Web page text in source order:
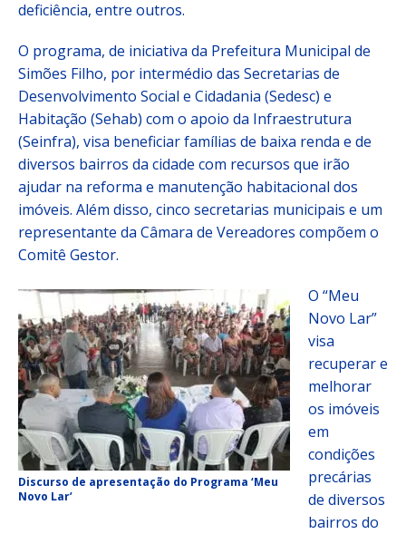
deficiência, entre outros.
O programa, de iniciativa da Prefeitura Municipal de
Simões Filho, por intermédio das Secretarias de
Desenvolvimento Social e Cidadania (Sedesc) e
Habitação (Sehab) com o apoio da Infraestrutura
(Seinfra), visa beneficiar famílias de baixa renda e de
diversos bairros da cidade com recursos que irão
ajudar na reforma e manutenção habitacional dos
imóveis. Além disso, cinco secretarias municipais e um
representante da Câmara de Vereadores compõem o
Comitê Gestor.
Discurso de apresentação do Programa ‘Meu
Novo Lar’
O “Meu
Novo Lar”
visa
recuperar e
melhorar
os imóveis
em
condições
precárias
de diversos
bairros do